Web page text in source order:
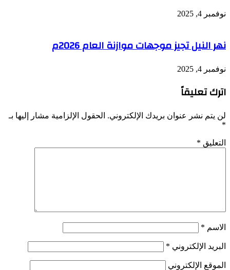
نوفمبر 4, 2025
نهر النيل تجيز موجهات موازنة العام 2026م
نوفمبر 4, 2025
اترك تعليقاً
لن يتم نشر عنوان بريدك الإلكتروني. الحقول الإلزامية مشار إليها بـ
*
التعليق *
الاسم *
البريد الإلكتروني *
الموقع الإلكتروني